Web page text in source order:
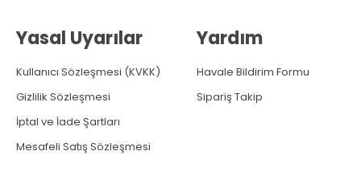
Yasal Uyarılar
Kullanıcı Sözleşmesi (KVKK)
Gizlilik Sözleşmesi
İptal ve İade Şartları
Mesafeli Satış Sözleşmesi
Yardım
Havale Bildirim Formu
Sipariş Takip